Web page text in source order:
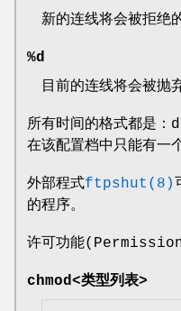
新的连线将会被拒绝
%d
目前的连线将会被抛
所有时间的格式都是：
在该配置档中只能有
外部程式ftpshut(8)
的程序。
许可功能
chmod<类型列表>